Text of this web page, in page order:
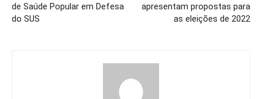
de Saúde Popular em Defesa
do SUS
apresentam propostas para
as eleições de 2022